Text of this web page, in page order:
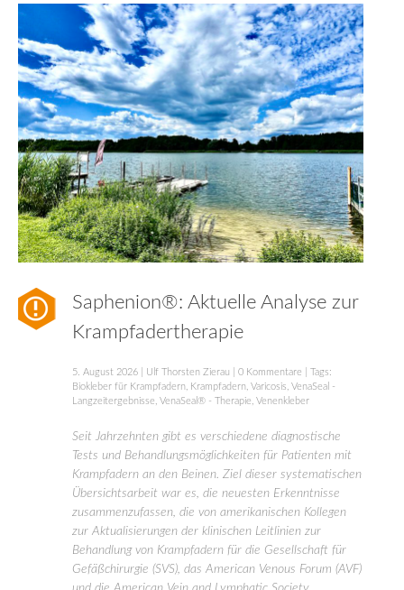
Saphenion®: Aktuelle Analyse zur
Krampfadertherapie
5. August 2026 Ulf Thorsten Zierau 0 Kommentare | Tags:
Biokleber für Krampfadern, Krampfadern, Varicosis, VenaSeal -
Langzeitergebnisse, VenaSeal® - Therapie, Venenkleber
Seit Jahrzehnten gibt es verschiedene diagnostische
Tests und Behandlungsmöglichkeiten für Patienten mit
Krampfadern an den Beinen. Ziel dieser systematischen
Übersichtsarbeit war es, die neuesten Erkenntnisse
zusammenzufassen, die von amerikanischen Kollegen
zur Aktualisierungen der klinischen Leitlinien zur
Behandlung von Krampfadern für die Gesellschaft für
Gefäßchirurgie (SVS), das American Venous Forum (AVF)